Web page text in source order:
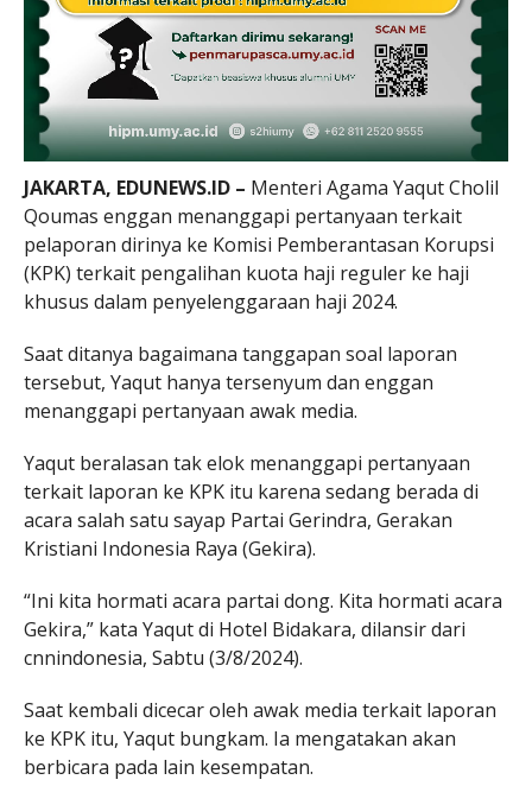
JAKARTA, EDUNEWS.ID – Menteri Agama Yaqut Cholil
Qoumas enggan menanggapi pertanyaan terkait
pelaporan dirinya ke Komisi Pemberantasan Korupsi
(KPK) terkait pengalihan kuota haji reguler ke haji
khusus dalam penyelenggaraan haji 2024.
Saat ditanya bagaimana tanggapan soal laporan
tersebut, Yaqut hanya tersenyum dan enggan
menanggapi pertanyaan awak media.
Yaqut beralasan tak elok menanggapi pertanyaan
terkait laporan ke KPK itu karena sedang berada di
acara salah satu sayap Partai Gerindra, Gerakan
Kristiani Indonesia Raya (Gekira).
“Ini kita hormati acara partai dong. Kita hormati acara
Gekira,” kata Yaqut di Hotel Bidakara, dilansir dari
cnnindonesia, Sabtu (3/8/2024).
Saat kembali dicecar oleh awak media terkait laporan
ke KPK itu, Yaqut bungkam. Ia mengatakan akan
berbicara pada lain kesempatan.